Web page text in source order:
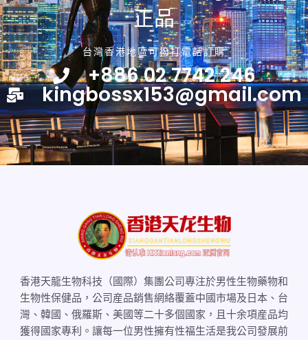
正品
台灣香港地區可撥打電話訂購
+886 02 7742 246
kingbossx153@gmail.com
香港天龍生物科技（國際）集團公司專注於男性生物藥物和
生物性保健品，公司産品銷售網絡覆蓋中國市場及日本、台
灣、韓國、俄羅斯、美國等二十多個國家，且十余項産品均
獲得國家專利。讓每一位男性擁有性福生活是我公司發展前